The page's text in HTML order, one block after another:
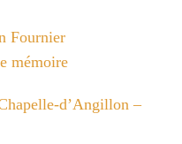
Fournier
mémoire
d’Angillon –